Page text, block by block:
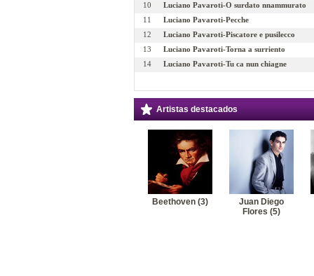
10
Luciano Pavaroti-O surdato nnammurato
11
Luciano Pavaroti-Pecche
12
Luciano Pavaroti-Piscatore e pusilecco
13
Luciano Pavaroti-Torna a surriento
14
Luciano Pavaroti-Tu ca nun chiagne
Artistas destacados
Beethoven (3)
Juan Diego
Flores (5)